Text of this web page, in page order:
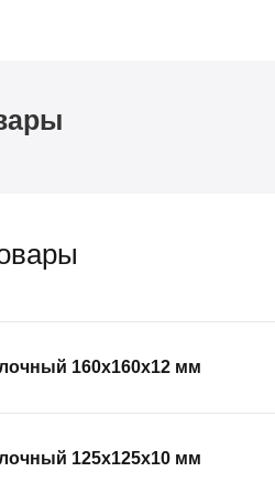
160х160х12 мм
125х125х10 мм